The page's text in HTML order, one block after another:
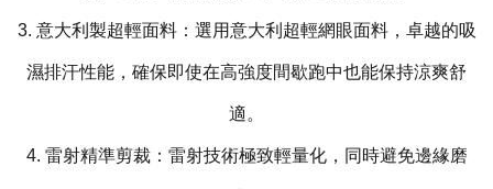
3. 意大利製超輕面料：選用意大利超輕網眼面料，卓越的吸
濕排汗性能，確保即使在高強度間歇跑中也能保持涼爽舒
適。
4. 雷射精準剪裁：雷射技術極致輕量化，同時避免邊緣磨